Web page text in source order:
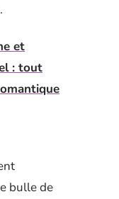
et
: tout
bulle de